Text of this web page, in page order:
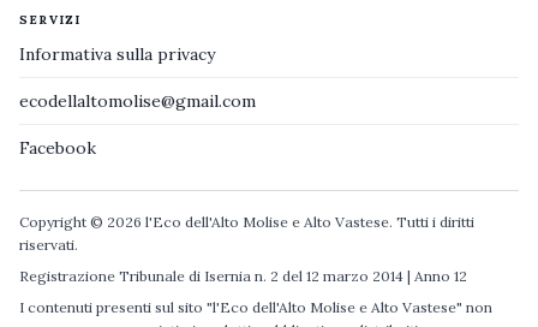
SERVIZI
Informativa sulla privacy
ecodellaltomolise@gmail.com
Facebook
Copyright © 2026 l'Eco dell'Alto Molise e Alto Vastese. Tutti i diritti
riservati.
Registrazione Tribunale di Isernia n. 2 del 12 marzo 2014 | Anno 12
I contenuti presenti sul sito "l'Eco dell'Alto Molise e Alto Vastese" non